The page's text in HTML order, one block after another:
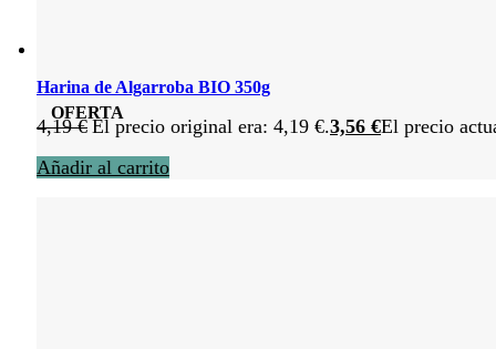
OFERTA
Harina de Algarroba BIO 350g
4,19€ El precio original era: 4,19 €.3,56 €El precio
Añadir al carrito